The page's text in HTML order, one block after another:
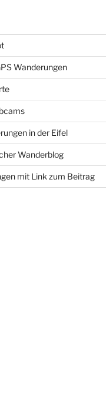
Wanderungen
in der Eifel
Wanderblog
mit Link zum Beitrag